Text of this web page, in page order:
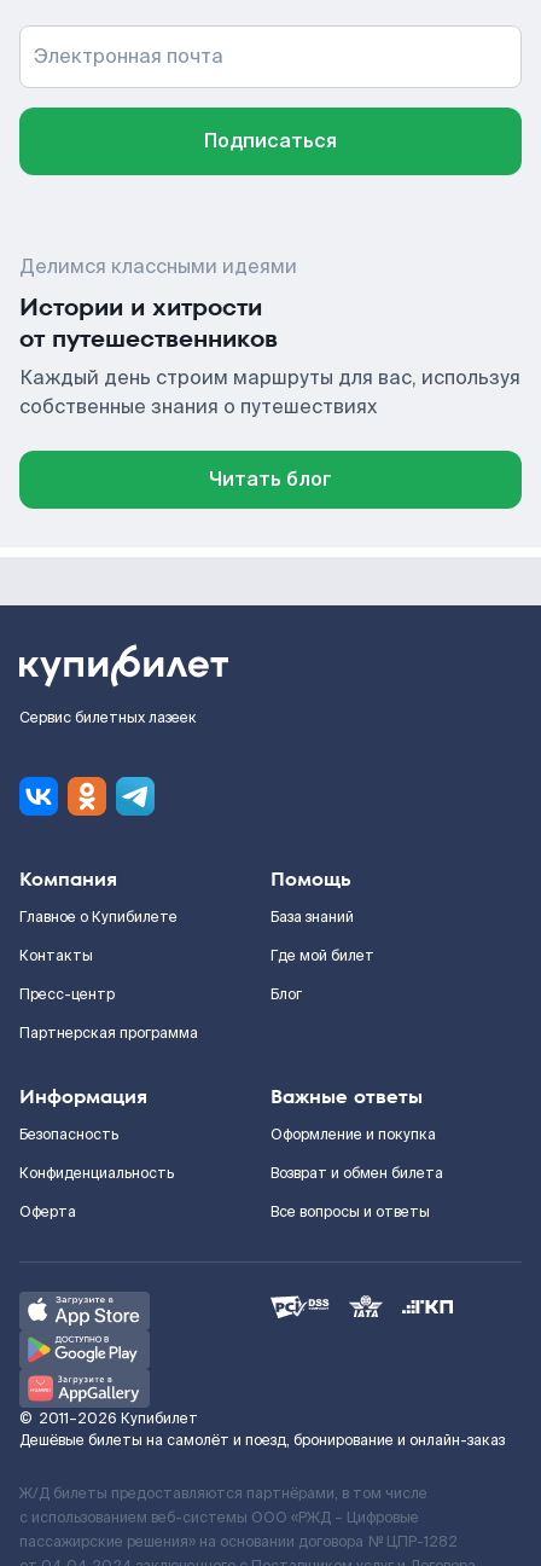
Электронная почта
Подписаться
Делимся классными идеями
Истории и хитрости
от путешественников
Каждый день строим маршруты для вас, используя
собственные знания о путешествиях
Читать блог
Сервис билетных лазеек
Компания
Главное о Купибилете
Контакты
Пресс-центр
Партнерская программа
Помощь
База знаний
Где мой билет
Блог
Информация
Безопасность
Конфиденциальность
Оферта
Важные ответы
Оформление и покупка
Возврат и обмен билета
Все вопросы и ответы
© 2011–2026 Купибилет
Дешёвые билеты на самолёт и поезд, бронирование и онлайн-заказ
Ж/Д билеты предоставляются партнёрами, в том числе
с использованием веб-системы ООО «РЖД – Цифровые
пассажирские решения» на основании договора № ЦПР-1282